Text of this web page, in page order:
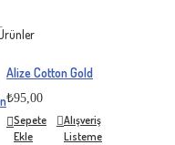
Alize Cotton Gold
₺95,00
Sepete
Ekle
Alışveriş
Listeme